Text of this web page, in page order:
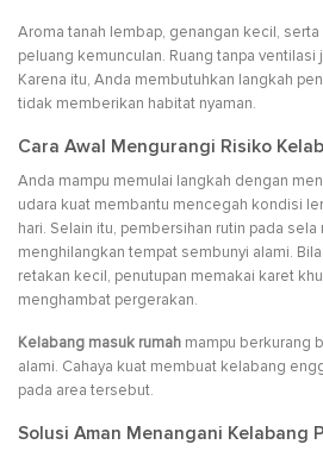
Aroma tanah lembap, genangan kecil,
peluang kemunculan. Ruang tanpa
Karena itu, Anda membutuhkan langkah
tidak memberikan habitat nyaman.
Cara Awal Mengurangi Risiko
Anda mampu memulai langkah dengan
udara kuat membantu mencegah kondisi
hari. Selain itu, pembersihan rutin pada
menghilangkan tempat sembunyi alami.
retakan kecil, penutupan memakai karet
menghambat pergerakan.
Kelabang masuk rumah mampu berkurang
alami. Cahaya kuat membuat kelabang
pada area tersebut.
Solusi Aman Menangani Kelabang